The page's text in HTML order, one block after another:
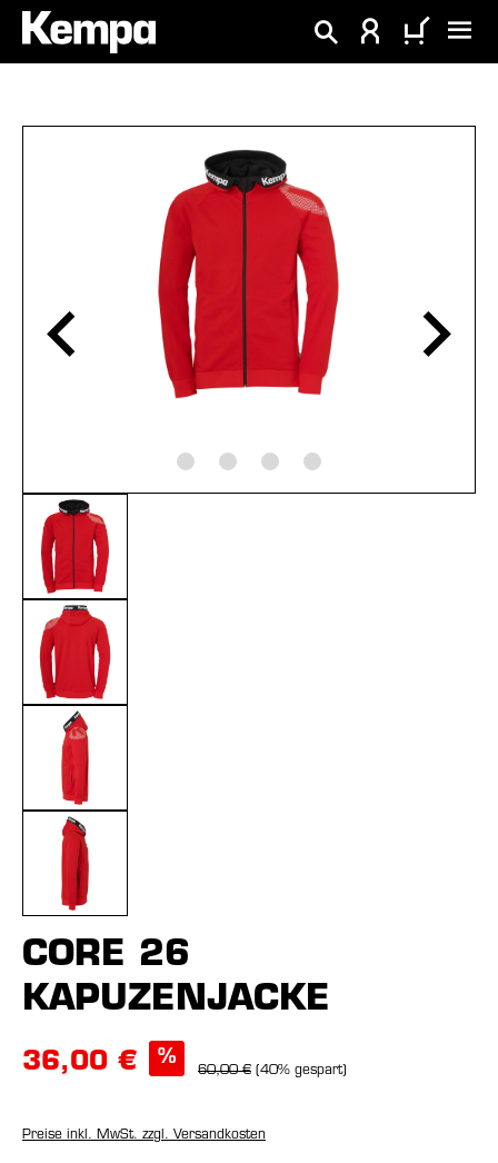
springen
CORE 26
KAPUZENJACKE
36,00 € %
60,00 € (40% gespart)
Preise inkl. MwSt. zzgl. Versandkosten